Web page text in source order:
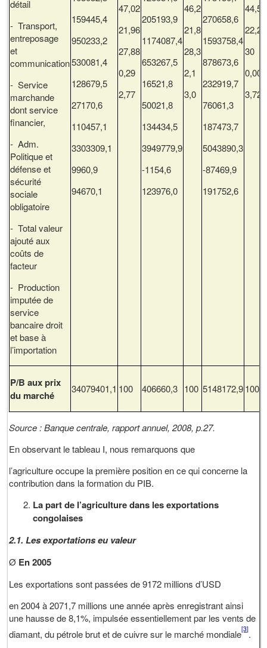
détail
- Transport,
entreposage
et
communication
- Service
marchande
dont service
financier,
- Adm.
Politique et
défense et
sécurité
sociale
obligatoire
- Total valeur
ajouté aux
coûts de
facteur
- Production
imputée de
service
bancaire droit
et base à
l’importation
159445,4
950233,2
530081,4
128679,5
27170,6
110457,1
3303309,1
9960,9
94670,1
47,02
21,96
27,88
0,29
2,77
205193,9
1174087,4
653267,5
16521,8
50021,8
134434,5
3949779,9
-1154,6
123976,0
46,2
21,8
28,3
2,1
3,0
270658,6
1593758,4
878673,6
232919,7
76061,3
187473,7
5043890,3
-87469,9
191752,6
44,55
22,25
30
0,00
3,72
P/B aux prix
du marché
34079401,1 100 406660,3 100 5148172,9100
Source : Banque centrale, rapport annuel, 2008, p.27.
En observant le tableau I, nous remarquons que
l’agriculture occupe la première position en ce qui concerne la
contribution dans la formation du PIB.
La part de l’agriculture dans les exportations
congolaises
2.1. Les exportations eu valeur
Ø En 2005
Les exportations sont passées de 9172 millions d’USD
en 2004 à 2071,7 millions une année après enregistrant ainsi
une hausse de 8,1%, impulsée essentiellement par les vents de
diamant, du pétrole brut et de cuivre sur le marché mondiale[3].